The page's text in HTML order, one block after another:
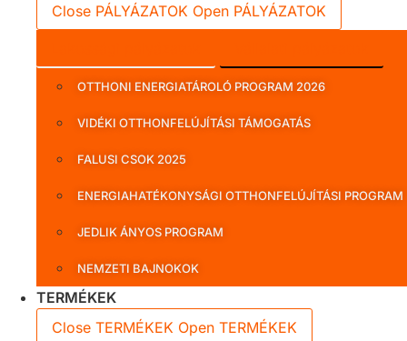
Close PÁLYÁZATOK Open PÁLYÁZATOK
OTTHONI ENERGIATÁROLÓ PROGRAM 2026
VIDÉKI OTTHONFELÚJÍTÁSI TÁMOGATÁS
FALUSI CSOK 2025
ENERGIAHATÉKONYSÁGI OTTHONFELÚJÍTÁSI PROGRAM
JEDLIK ÁNYOS PROGRAM
NEMZETI BAJNOKOK
TERMÉKEK
Close TERMÉKEK Open TERMÉKEK